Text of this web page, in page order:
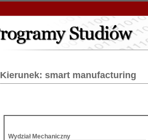
Kierunek: smart manufacturing
Wydział Mechaniczny